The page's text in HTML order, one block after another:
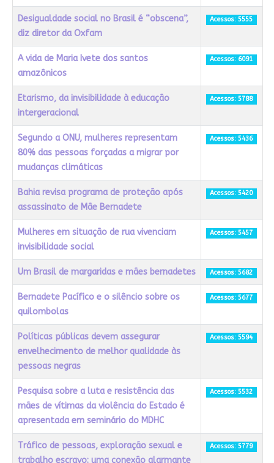
Desigualdade social no Brasil é “obscena”,
diz diretor da Oxfam
Acessos: 5555
A vida de Maria Ivete dos santos
amazônicos
Acessos: 6091
Etarismo, da invisibilidade à educação
intergeracional
Acessos: 5788
Segundo a ONU, mulheres representam
80% das pessoas forçadas a migrar por
mudanças climáticas
Acessos: 5436
Bahia revisa programa de proteção após
assassinato de Mãe Bernadete
Acessos: 5420
Mulheres em situação de rua vivenciam
invisibilidade social
Acessos: 5457
Um Brasil de margaridas e mães bernadetes Acessos: 5682
Bernadete Pacífico e o silêncio sobre os
quilombolas
Acessos: 5677
Políticas públicas devem assegurar
envelhecimento de melhor qualidade às
pessoas negras
Acessos: 5594
Pesquisa sobre a luta e resistência das
mães de vítimas da violência do Estado é
apresentada em seminário do MDHC
Acessos: 5532
Tráfico de pessoas, exploração sexual e
trabalho escravo: uma conexão alarmante
Acessos: 5779